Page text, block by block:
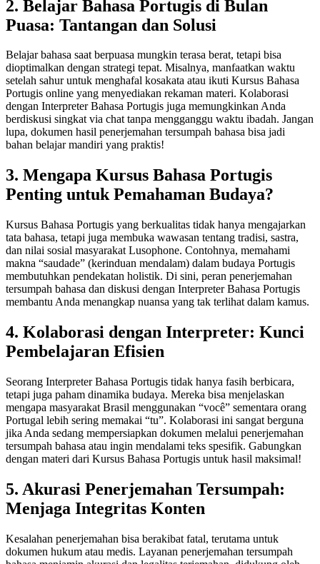
2. Belajar Bahasa Portugis di Bulan
Puasa: Tantangan dan Solusi
Belajar bahasa saat berpuasa mungkin terasa berat, tetapi bisa
dioptimalkan dengan strategi tepat. Misalnya, manfaatkan waktu
setelah sahur untuk menghafal kosakata atau ikuti Kursus Bahasa
Portugis online yang menyediakan rekaman materi. Kolaborasi
dengan Interpreter Bahasa Portugis juga memungkinkan Anda
berdiskusi singkat via chat tanpa mengganggu waktu ibadah. Jangan
lupa, dokumen hasil penerjemahan tersumpah bahasa bisa jadi
bahan belajar mandiri yang praktis!
3. Mengapa Kursus Bahasa Portugis
Penting untuk Pemahaman Budaya?
Kursus Bahasa Portugis yang berkualitas tidak hanya mengajarkan
tata bahasa, tetapi juga membuka wawasan tentang tradisi, sastra,
dan nilai sosial masyarakat Lusophone. Contohnya, memahami
makna “saudade” (kerinduan mendalam) dalam budaya Portugis
membutuhkan pendekatan holistik. Di sini, peran penerjemahan
tersumpah bahasa dan diskusi dengan Interpreter Bahasa Portugis
membantu Anda menangkap nuansa yang tak terlihat dalam kamus.
4. Kolaborasi dengan Interpreter: Kunci
Pembelajaran Efisien
Seorang Interpreter Bahasa Portugis tidak hanya fasih berbicara,
tetapi juga paham dinamika budaya. Mereka bisa menjelaskan
mengapa masyarakat Brasil menggunakan “você” sementara orang
Portugal lebih sering memakai “tu”. Kolaborasi ini sangat berguna
jika Anda sedang mempersiapkan dokumen melalui penerjemahan
tersumpah bahasa atau ingin mendalami teks spesifik. Gabungkan
dengan materi dari Kursus Bahasa Portugis untuk hasil maksimal!
5. Akurasi Penerjemahan Tersumpah:
Menjaga Integritas Konten
Kesalahan penerjemahan bisa berakibat fatal, terutama untuk
dokumen hukum atau medis. Layanan penerjemahan tersumpah